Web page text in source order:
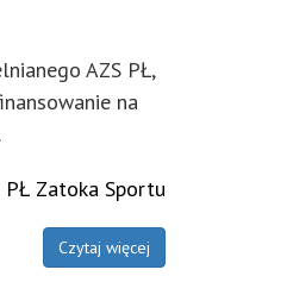
AZS PŁ,
na
PŁ Zatoka Sportu
Czytaj więcej